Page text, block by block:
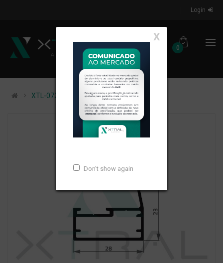
Login
0
X
Don't show again
XTL-072 - (129) - PESO LINEAR: 0,305kg/m